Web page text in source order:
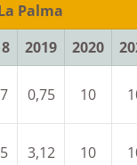
Palma
2019 2020
0,75 10
3,12 10